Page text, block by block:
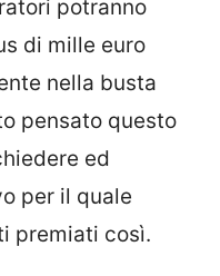
potranno
di mille euro
nella busta
pensato questo
ed
per il quale
premiati così.